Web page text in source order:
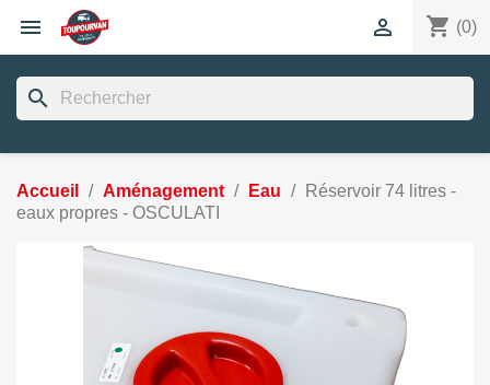
 shopping_cart (0)

search
Accueil Aménagement Eau
Réservoir 74 litres -
eaux propres - OSCULATI